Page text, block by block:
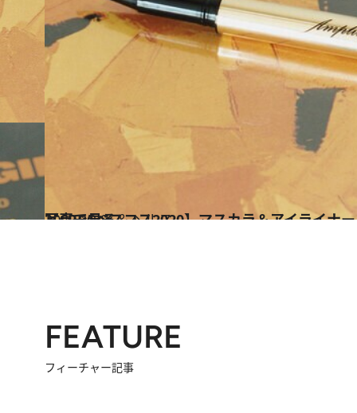
2020.12.8
【CREAベスコス2020】マスカラ＆アイライナー＆アイブロウBEST5を写真で見る
ビューティ＆ヘルス
FEATURE
フィーチャー記事